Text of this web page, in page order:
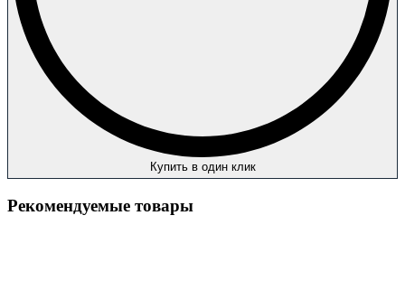
Купить в один клик
Рекомендуемые товары